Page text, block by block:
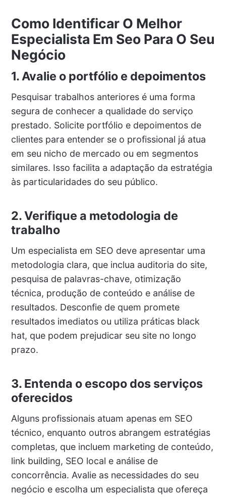
Como Identificar O Melhor
Especialista Em Seo Para O Seu
Negócio
1. Avalie o portfólio e depoimentos
Pesquisar trabalhos anteriores é uma forma
segura de conhecer a qualidade do serviço
prestado. Solicite portfólio e depoimentos de
clientes para entender se o profissional já atua
em seu nicho de mercado ou em segmentos
similares. Isso facilita a adaptação da estratégia
às particularidades do seu público.
2. Verifique a metodologia de
trabalho
Um especialista em SEO deve apresentar uma
metodologia clara, que inclua auditoria do site,
pesquisa de palavras-chave, otimização
técnica, produção de conteúdo e análise de
resultados. Desconfie de quem promete
resultados imediatos ou utiliza práticas black
hat, que podem prejudicar seu site no longo
prazo.
3. Entenda o escopo dos serviços
oferecidos
Alguns profissionais atuam apenas em SEO
técnico, enquanto outros abrangem estratégias
completas, que incluem marketing de conteúdo,
link building, SEO local e análise de
concorrência. Avalie as necessidades do seu
negócio e escolha um especialista que ofereça